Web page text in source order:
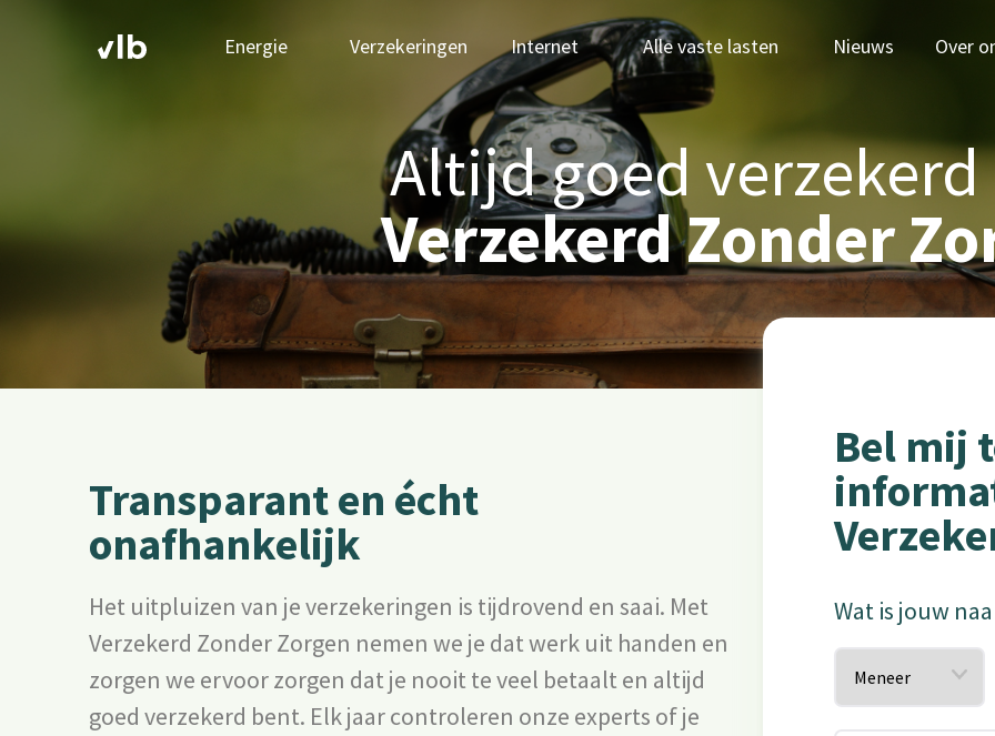
Energie Verzekeringen Internet Alle vaste lasten Nieuws Over
Altijd goed
Verzekerd Zonder
Transparant en écht
onafhankelijk
Het uitpluizen van je verzekeringen is tijdrovend en saai. Met
Verzekerd Zonder Zorgen nemen we je dat werk uit handen en
zorgen we ervoor zorgen dat je nooit te veel betaalt en altijd
goed verzekerd bent. Elk jaar controleren onze experts of je
Bel mij
Wat is jouw